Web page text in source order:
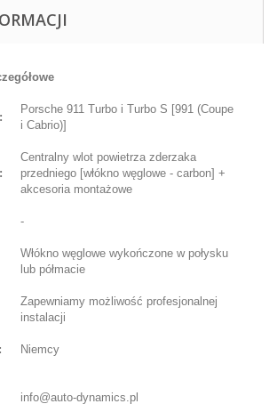
Porsche 911 Turbo i Turbo S [991 (Coupe
i Cabrio)]
Centralny wlot powietrza zderzaka
przedniego [włókno węglowe - carbon] +
akcesoria montażowe
-
Włókno węglowe wykończone w połysku
lub półmacie
Zapewniamy możliwość profesjonalnej
instalacji
Niemcy
info@auto-dynamics.pl